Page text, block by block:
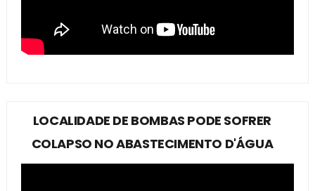
LOCALIDADE DE BOMBAS PODE SOFRER
COLAPSO NO ABASTECIMENTO D'ÁGUA